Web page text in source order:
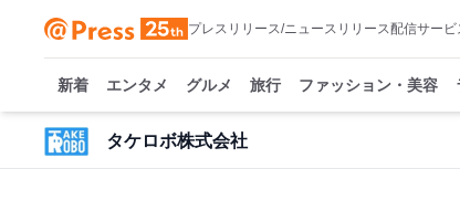
プレスリリース/ニュースリリース配信サー
新着 エンタメ グルメ 旅行 ファッション・美容
タケロボ株式会社